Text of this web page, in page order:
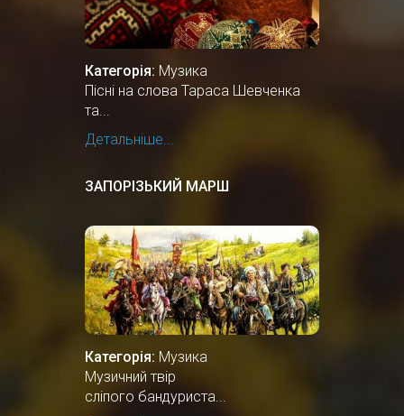
Категорія: Музика
Пісні на слова Тараса Шевченка
та...
Детальніше...
ЗАПОРІЗЬКИЙ МАРШ
Категорія: Музика
Музичний твір
сліпого бандуриста...